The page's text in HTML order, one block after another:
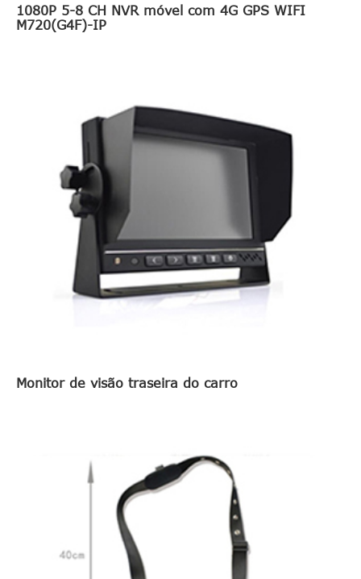
1080P 5-8 CH NVR móvel com 4G GPS WIFI
M720(G4F)-IP
Monitor de visão traseira do carro